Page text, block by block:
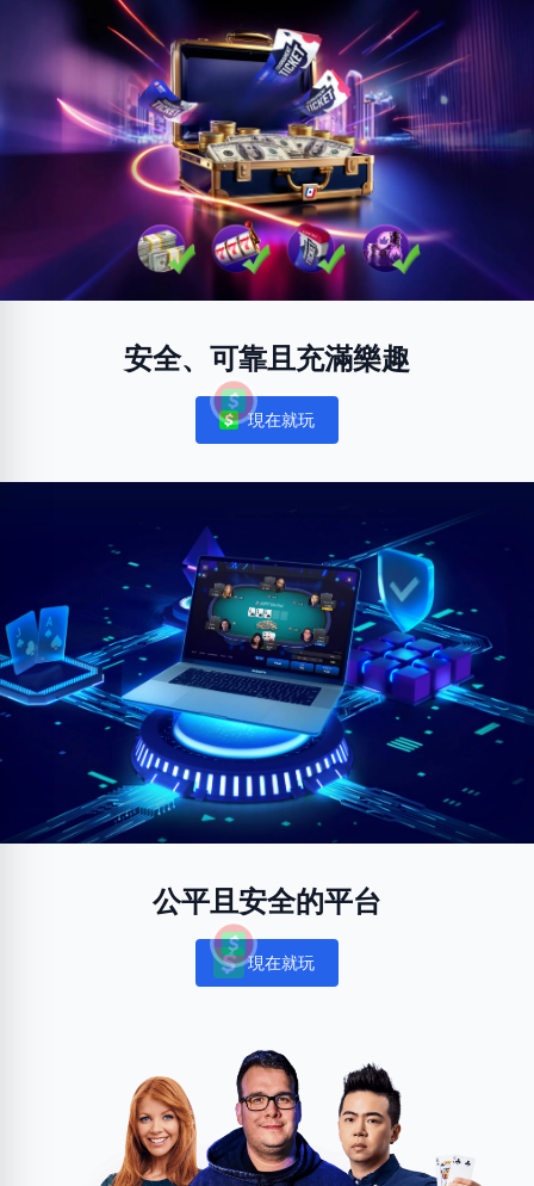
安全、可靠且充滿樂趣
Notifications
現在就玩
公平且安全的平台
Notifications
現在就玩